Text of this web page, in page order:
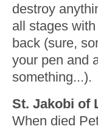
destroy
all stages
back (sure,
your pen and
something...).
St. Jakobi of
When died